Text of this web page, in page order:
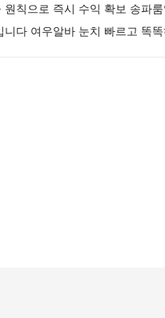
원칙으로 즉시 수익 확보 송파
니다 여우알바 눈치 빠르고 똑